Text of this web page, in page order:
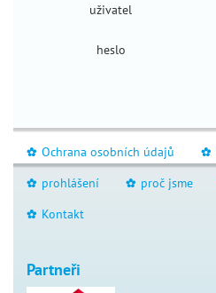
uživatel
heslo
_ Ochrana osobních údajů _
_ prohlášení _ proč jsme
_ Kontakt
Partneři